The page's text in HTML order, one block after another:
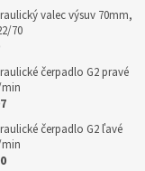
valec výsuv 70mm,
70
čerpadlo G2 pravé
čerpadlo G2 ľavé